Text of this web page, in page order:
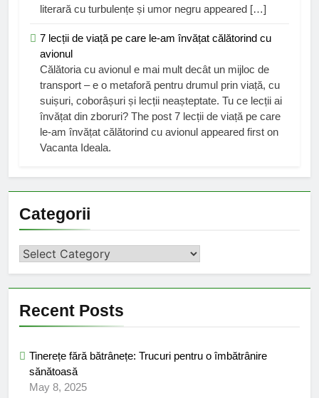
literară cu turbulențe și umor negru appeared […]
7 lecții de viață pe care le-am învățat călătorind cu
avionul
Călătoria cu avionul e mai mult decât un mijloc de
transport – e o metaforă pentru drumul prin viață, cu
suișuri, coborâșuri și lecții neașteptate. Tu ce lecții ai
învățat din zboruri? The post 7 lecții de viață pe care
le-am învățat călătorind cu avionul appeared first on
Vacanta Ideala.
Categorii
Categorii
Recent Posts
Tinerețe fără bătrânețe: Trucuri pentru o îmbătrânire
sănătoasă
May 8, 2025